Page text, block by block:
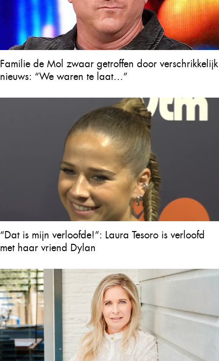
Familie de Mol zwaar getroffen door verschrikkelijk
nieuws: “We waren te laat…”
“Dat is mijn verloofde!”: Laura Tesoro is verloofd
met haar vriend Dylan